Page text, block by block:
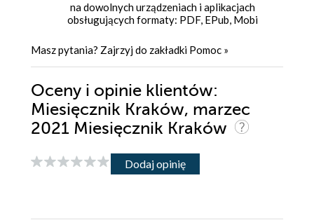
na dowolnych urządzeniach i aplikacjach
obsługujących formaty: PDF, EPub, Mobi
Masz pytania? Zajrzyj do zakładki Pomoc »
Oceny i opinie klientów:
Miesięcznik Kraków, marzec
2021 Miesięcznik Kraków
Dodaj opinię